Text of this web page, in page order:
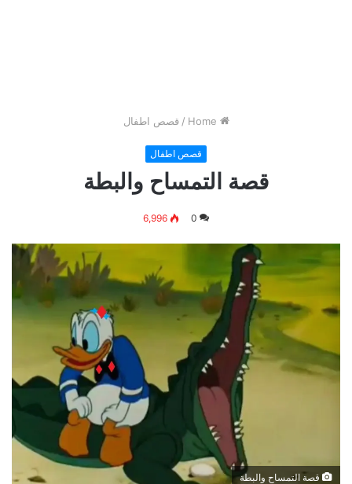
/ قصص اطفال
قصص اطفال
قصة التمساح والبطة
0
6,996
قصة التمساح والبطة